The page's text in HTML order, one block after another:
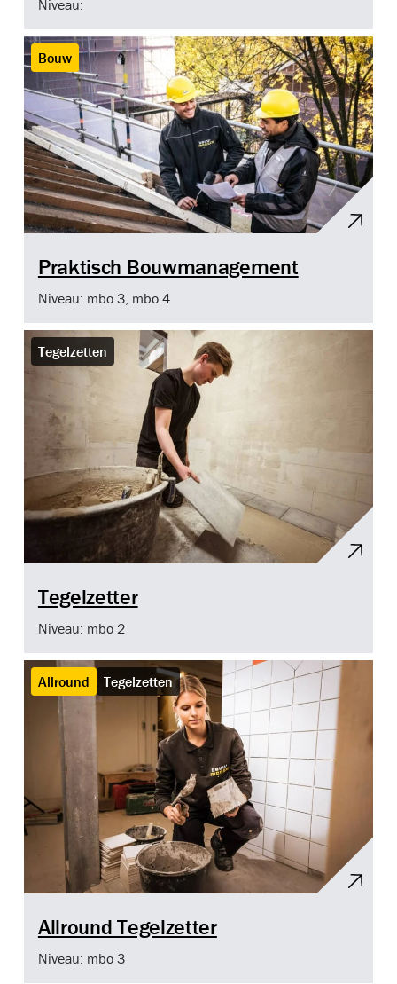
Niveau:
Bouw
Praktisch Bouwmanagement
Niveau: mbo 3, mbo 4
Tegelzetten
Tegelzetter
Niveau: mbo 2
Allround Tegelzetten
Allround Tegelzetter
Niveau: mbo 3